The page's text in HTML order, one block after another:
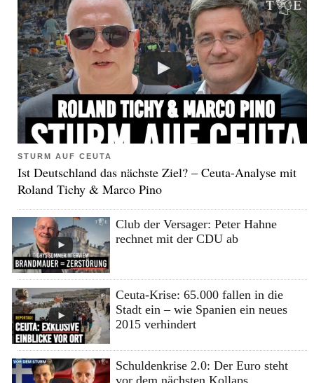
STURM AUF CEUTA
Ist Deutschland das nächste Ziel? – Ceuta-Analyse mit
Roland Tichy & Marco Pino
Club der Versager: Peter Hahne
rechnet mit der CDU ab
Ceuta-Krise: 65.000 fallen in die
Stadt ein – wie Spanien ein neues
2015 verhindert
Schuldenkrise 2.0: Der Euro steht